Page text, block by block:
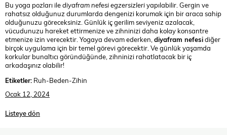
Bu yoga pozları ilediyafram nefesi egzersizleriyapılabilir. Gergin ve
rahatsız olduğunuz durumlarda dengenizi korumak için bir araca sahip
olduğunuzu göreceksiniz. Günlük iç gerilim seviyeniz azalacak,
vücudunuzu hareket ettirmenize ve zihninizi daha kolay konsantre
etmenize izin verecektir. Yogaya devam ederken, diyafram nefesidiğer
birçok uygulama için bir temel görevi görecektir. Ve günlük yaşamda
korkular bunaltıcı göründüğünde, zihninizi rahatlatacak bir iç
arkadaşınız olabilir!
Etiketler: Ruh-Beden-Zihin
Ocak 12, 2024
Listeye dön